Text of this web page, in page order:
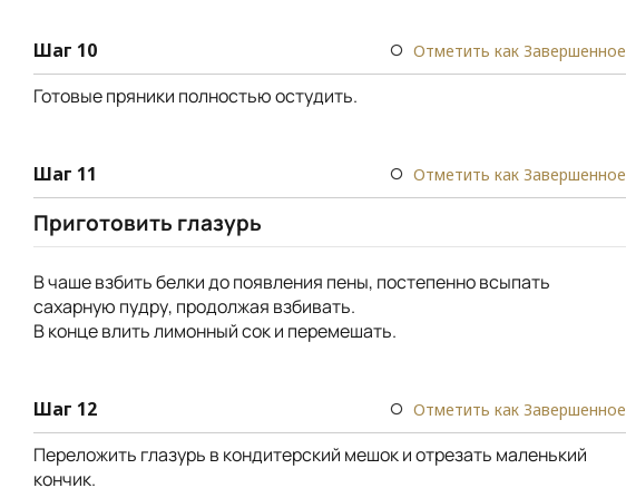
Шаг 10 Отметить как Завершенное
Готовые пряники полностью остудить.
Шаг 11 Отметить как Завершенное
Приготовить глазурь
В чаше взбить белки до появления пены, постепенно всыпать
сахарную пудру, продолжая взбивать.
В конце влить лимонный сок и перемешать.
Шаг 12 Отметить как Завершенное
Переложить глазурь в кондитерский мешок и отрезать маленький
кончик.